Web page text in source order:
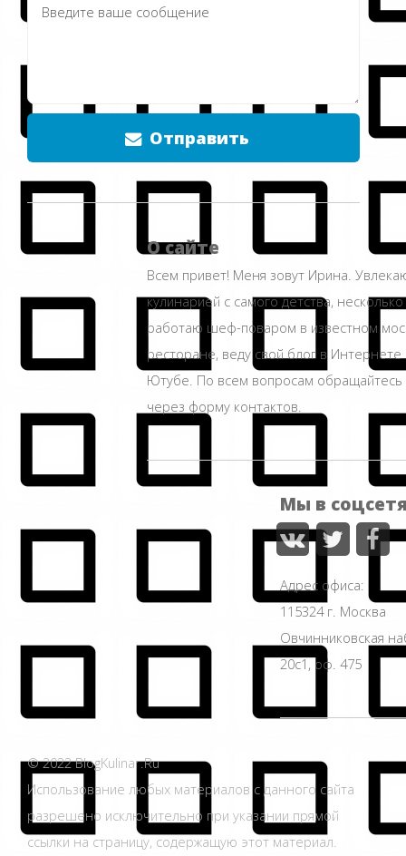
Отправить
О сайте
Всем привет! Меня зовут Ирина.
кулинарией с самого детства,
работаю шеф-поваром в известном
ресторане, веду свой блог в Интернете
Ютубе. По всем вопросам
через форму контактов.
Мы в
Адрес офиса:
115324 г. Москва
Овчинниковская
20с1, оф. 475
© 2022 BlogKulinar.Ru
Использование любых материалов с данного сайта
разрешено исключительно при указании прямой
ссылки на страницу, содержащую этот материал.